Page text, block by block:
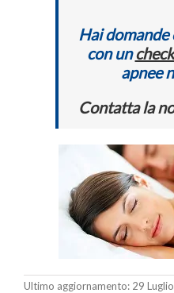
Hai
con un
apnee
Contatta la
Ultimo aggiornamento: 29